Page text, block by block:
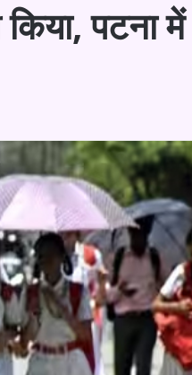
पटना में